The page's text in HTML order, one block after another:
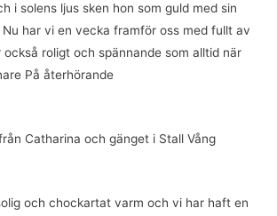
i solens ljus sken hon som guld med sin
har vi en vecka framför oss med fullt av
roligt och spännande som alltid när
På återhörande
Catharina och gänget i Stall Vång
och chockartat varm och vi har haft en